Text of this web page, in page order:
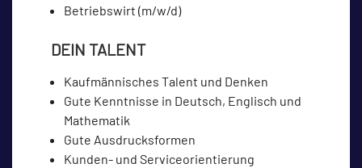
Betriebswirt (m/w/d)
DEIN TALENT
Kaufmännisches Talent und Denken
Gute Kenntnisse in Deutsch, Englisch und
Mathematik
Gute Ausdrucksformen
Kunden- und Serviceorientierung